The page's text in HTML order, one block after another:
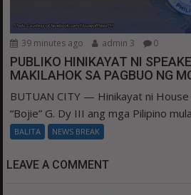
39 minutes ago admin 3 0
PUBLIKO HINIKAYAT NI
MAKILAHOK SA PAGBUO NG
BUTUAN CITY — Hinikayat ni
“Bojie” G. Dy III ang mga Pilipino
BALITA NEWS BREAK
LEAVE A COMMENT